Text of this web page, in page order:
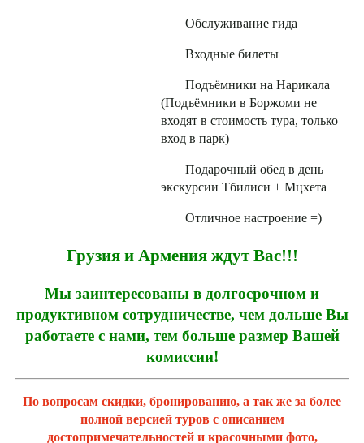
Обслуживание гида
Входные билеты
Подъёмники на Нарикала
(Подъёмники в Боржоми не
входят в стоимость тура, только
вход в парк)
Подарочный обед в день
экскурсии Тбилиси + Мцхета
Отличное настроение =)
Грузия и Армения ждут Вас!!!
Мы заинтересованы в долгосрочном и
продуктивном сотрудничестве, чем дольше Вы
работаете с нами, тем больше размер Вашей
комиссии!
По вопросам скидки, бронированию, а так же за более
полной версией туров с описанием
достопримечательностей и красочными фото,